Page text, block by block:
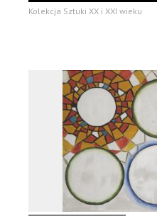
Kolekcja Sztuki XX i XXI wieku